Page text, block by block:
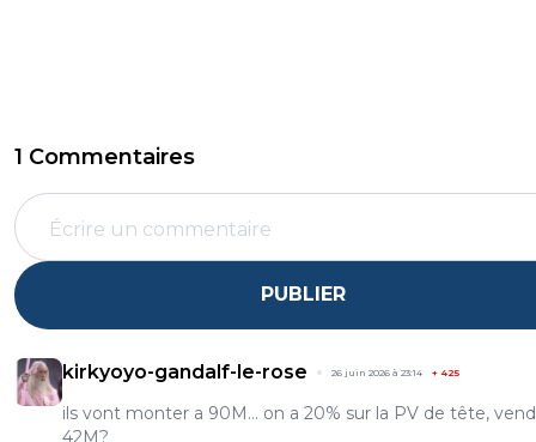
1 Commentaires
PUBLIER
kirkyoyo-gandalf-le-rose 26 juin 2026 à 23:14 + 425
ils vont monter a 90M... on a 20% sur la PV de tête,
42M?